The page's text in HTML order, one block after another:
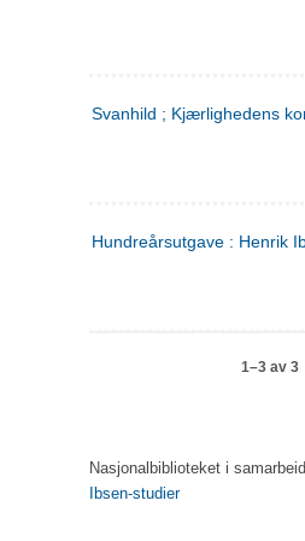
Svanhild ; Kjærlighedens
Hundreårsutgave : Henrik
1–3 av 3
Nasjonalbiblioteket i
Ibsen-studier